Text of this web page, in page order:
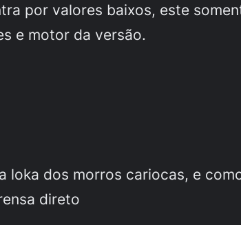
por valores baixos, este
e motor da versão.
loka dos morros cariocas, e
direto